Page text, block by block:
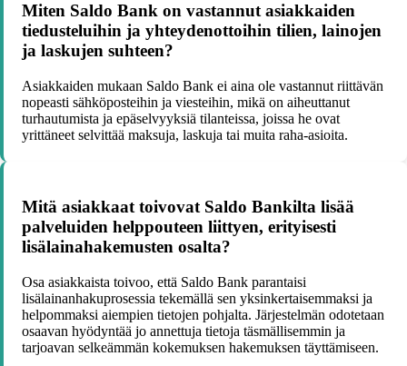
Miten Saldo Bank on vastannut asiakkaiden
tiedusteluihin ja yhteydenottoihin tilien, lainojen
ja laskujen suhteen?
Asiakkaiden mukaan Saldo Bank ei aina ole vastannut riittävän
nopeasti sähköposteihin ja viesteihin, mikä on aiheuttanut
turhautumista ja epäselvyyksiä tilanteissa, joissa he ovat
yrittäneet selvittää maksuja, laskuja tai muita raha-asioita.
Mitä asiakkaat toivovat Saldo Bankilta lisää
palveluiden helppouteen liittyen, erityisesti
lisälainahakemusten osalta?
Osa asiakkaista toivoo, että Saldo Bank parantaisi
lisälainanhakuprosessia tekemällä sen yksinkertaisemmaksi ja
helpommaksi aiempien tietojen pohjalta. Järjestelmän odotetaan
osaavan hyödyntää jo annettuja tietoja täsmällisemmin ja
tarjoavan selkeämmän kokemuksen hakemuksen täyttämiseen.